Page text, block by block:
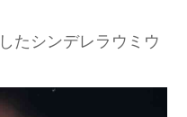
たシンデレラウミウ